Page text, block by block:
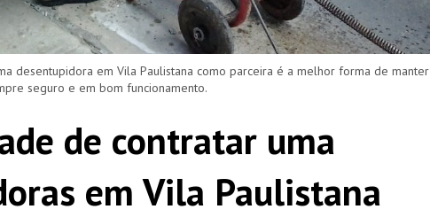
desentupidora em Vila Paulistana como parceira é a melhor forma de manter
seguro e em bom funcionamento.
de contratar uma
em Vila Paulistana